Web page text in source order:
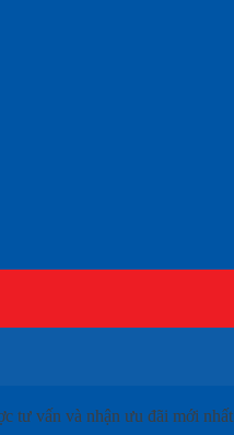
tư vấn và nhận ưu đãi mới nhất